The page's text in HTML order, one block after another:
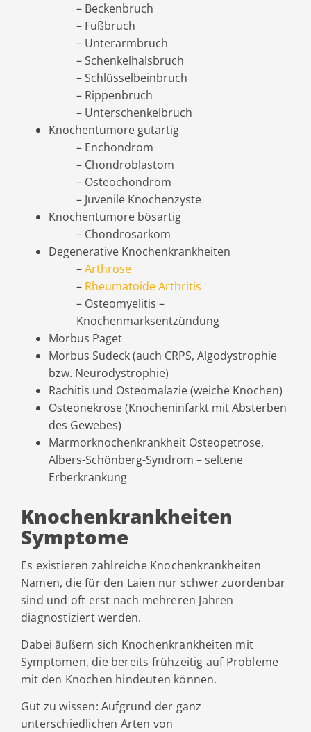
– Beckenbruch
– Fußbruch
– Unterarmbruch
– Schenkelhalsbruch
– Schlüsselbeinbruch
– Rippenbruch
– Unterschenkelbruch
Knochentumore gutartig
– Enchondrom
– Chondroblastom
– Osteochondrom
– Juvenile Knochenzyste
Knochentumore bösartig
– Chondrosarkom
Degenerative Knochenkrankheiten
–Arthrose
– Rheumatoide Arthritis
– Osteomyelitis –
Knochenmarksentzündung
Morbus Paget
Morbus Sudeck (auch CRPS, Algodystrophie
bzw. Neurodystrophie)
Rachitis und Osteomalazie (weiche Knochen)
Osteonekrose (Knocheninfarkt mit Absterben
des Gewebes)
Marmorknochenkrankheit Osteopetrose,
Albers-Schönberg-Syndrom – seltene
Erberkrankung
Knochenkrankheiten
Symptome
Es existieren zahlreiche Knochenkrankheiten
Namen, die für den Laien nur schwer zuordenbar
sind und oft erst nach mehreren Jahren
diagnostiziert werden.
Dabei äußern sich Knochenkrankheiten mit
Symptomen, die bereits frühzeitig auf Probleme
mit den Knochen hindeuten können.
Gut zu wissen: Aufgrund der ganz
unterschiedlichen Arten von